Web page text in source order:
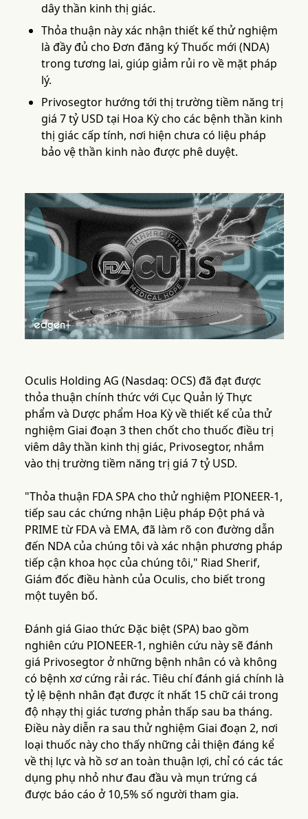
dây thần kinh thị giác.
Thỏa thuận này xác nhận thiết kế thử nghiệm
là đầy đủ cho Đơn đăng ký Thuốc mới (NDA)
trong tương lai, giúp giảm rủi ro về mặt pháp
lý.
Privosegtor hướng tới thị trường tiềm năng trị
giá 7 tỷ USD tại Hoa Kỳ cho các bệnh thần kinh
thị giác cấp tính, nơi hiện chưa có liệu pháp
bảo vệ thần kinh nào được phê duyệt.
Oculis Holding AG (Nasdaq: OCS) đã đạt được
thỏa thuận chính thức với Cục Quản lý Thực
phẩm và Dược phẩm Hoa Kỳ về thiết kế của thử
nghiệm Giai đoạn 3 then chốt cho thuốc điều trị
viêm dây thần kinh thị giác, Privosegtor, nhắm
vào thị trường tiềm năng trị giá 7 tỷ USD.
"Thỏa thuận FDA SPA cho thử nghiệm PIONEER-1,
tiếp sau các chứng nhận Liệu pháp Đột phá và
PRIME từ FDA và EMA, đã làm rõ con đường dẫn
đến NDA của chúng tôi và xác nhận phương pháp
tiếp cận khoa học của chúng tôi," Riad Sherif,
Giám đốc điều hành của Oculis, cho biết trong
một tuyên bố.
Đánh giá Giao thức Đặc biệt (SPA) bao gồm
nghiên cứu PIONEER-1, nghiên cứu này sẽ đánh
giá Privosegtor ở những bệnh nhân có và không
có bệnh xơ cứng rải rác. Tiêu chí đánh giá chính là
tỷ lệ bệnh nhân đạt được ít nhất 15 chữ cái trong
độ nhạy thị giác tương phản thấp sau ba tháng.
Điều này diễn ra sau thử nghiệm Giai đoạn 2, nơi
loại thuốc này cho thấy những cải thiện đáng kể
về thị lực và hồ sơ an toàn thuận lợi, chỉ có các tác
dụng phụ nhỏ như đau đầu và mụn trứng cá
được báo cáo ở 10,5% số người tham gia.